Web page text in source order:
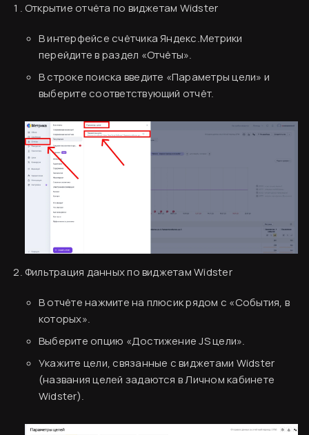
Открытие отчёта по виджетам Widster
В интерфейсе счётчика Яндекс.Метрики
перейдите в раздел «Отчёты».
В строке поиска введите «Параметры цели» и
выберите соответствующий отчёт.
Фильтрация данных по виджетам Widster
В отчёте нажмите на плюсик рядом с «События, в
которых».
Выберите опцию «Достижение JS цели».
Укажите цели, связанные с виджетами Widster
(названия целей задаются в Личном кабинете
Widster).